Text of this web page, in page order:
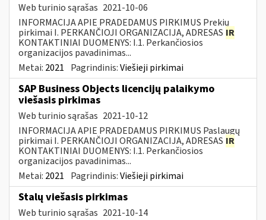
Web turinio sąrašas 2021-10-06
INFORMACIJA APIE PRADEDAMUS PIRKIMUS Prekių
pirkimai I. PERKANČIOJI ORGANIZACIJA, ADRESAS IR
KONTAKTINIAI DUOMENYS: I.1. Perkančiosios
organizacijos pavadinimas...
Metai: 2021 Pagrindinis:Viešieji pirkimai
SAP Business Objects licencijų palaikymo
viešasis pirkimas
Web turinio sąrašas 2021-10-12
INFORMACIJA APIE PRADEDAMUS PIRKIMUS Paslaugų
pirkimai I. PERKANČIOJI ORGANIZACIJA, ADRESAS IR
KONTAKTINIAI DUOMENYS: I.1. Perkančiosios
organizacijos pavadinimas...
Metai: 2021 Pagrindinis:Viešieji pirkimai
Stalų viešasis pirkimas
Web turinio sąrašas 2021-10-14